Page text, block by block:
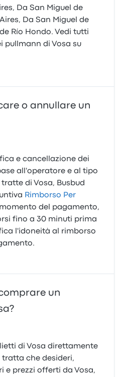
Da San Miguel de
Da San Miguel de
Río Hondo. Vedi tutti
pullmann di Vosa su
o annullare un
e cancellazione dei
all'operatore e al tipo
di Vosa, Busbud
Rimborso Per
del pagamento,
fino a 30 minuti prima
l'idoneità al rimborso
un
di Vosa direttamente
tratta che desideri,
e prezzi offerti da Vosa,